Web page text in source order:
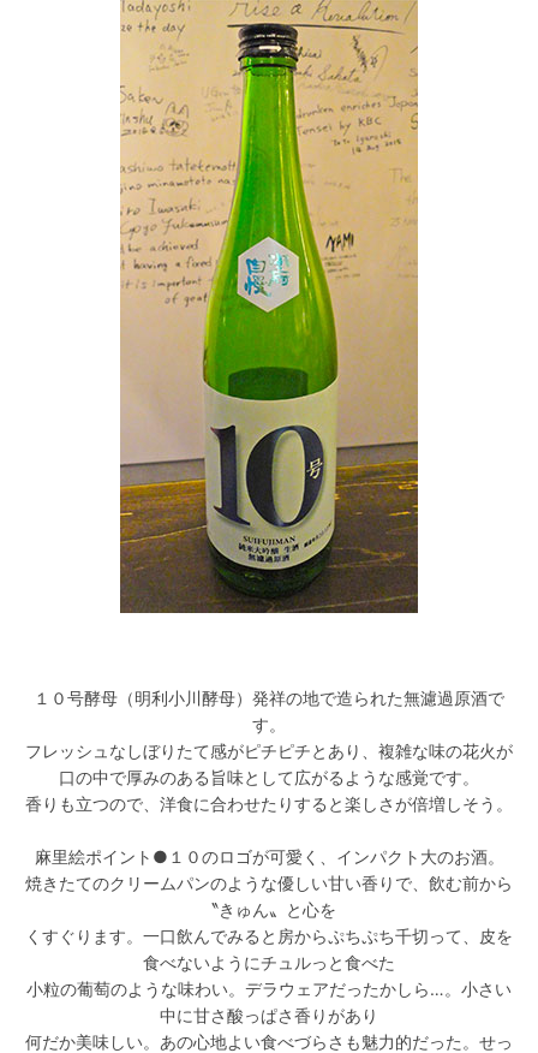
１０号酵母（明利小川酵母）発祥の地で造られた無濾過原酒で
す。
フレッシュなしぼりたて感がピチピチとあり、複雑な味の花火が
口の中で厚みのある旨味として広がるような感覚です。
香りも立つので、洋食に合わせたりすると楽しさが倍増しそう。
麻里絵ポイント●１０のロゴが可愛く、インパクト大のお酒。
焼きたてのクリームパンのような優しい甘い香りで、飲む前から
〝きゅん〟と心を
くすぐります。一口飲んでみると房からぷちぷち千切って、皮を
食べないようにチュルっと食べた
小粒の葡萄のような味わい。デラウェアだったかしら…。小さい
中に甘さ酸っぱさ香りがあり
何だか美味しい。あの心地よい食べづらさも魅力的だった。せっ